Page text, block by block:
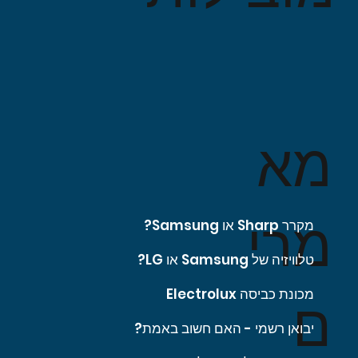
מא
מרי
ם
מקרר Sharp או Samsung?
טלוויזיה של Samsung או LG?
מכונת כביסה Electrolux
יבואן רשמי - האם חשוב באמת?